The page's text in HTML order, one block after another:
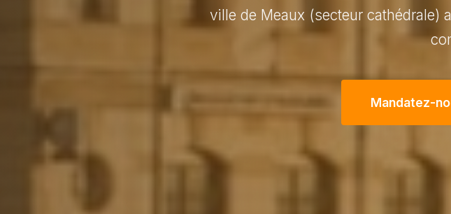
ville de Meaux (secteur cathédrale)
Mandatez-